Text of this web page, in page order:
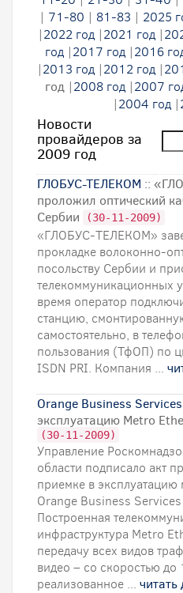
| 71-80 | 81-83 | 2025
|2022 год |2021 год |
год |2017 год |2016
|2013 год|2012 год|
год |2008 год |2007
|2004 год |
Новости
провайдеров за
2009 год
ГЛОБУС-ТЕЛЕКОМ ::
проложил оптический
Сербии
(30-11-2009)
«ГЛОБУС-ТЕЛЕКОМ»
прокладке волоконно-
посольству Сербии и
телекоммуникационных
время оператор
станцию,
самостоятельно, в
пользования (ТфОП) по
ISDN PRI. Компания ...
Orange Business Services
эксплуатацию Metro
(30-11-2009)
Управление
области подписало акт
приемке в эксплуатацию
Orange Business
Построенная
инфраструктура Metro
передачу всех видов
видео – со скоростью до
реализованное ...